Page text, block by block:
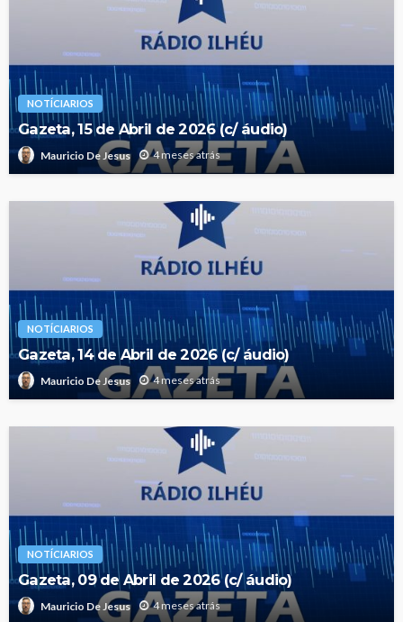
NOTÍCIARIOS
Gazeta, 15 de Abril de 2026 (c/ áudio)
Mauricio De Jesus 4 meses atrás
NOTÍCIARIOS
Gazeta, 14 de Abril de 2026 (c/ áudio)
Mauricio De Jesus 4 meses atrás
NOTÍCIARIOS
Gazeta, 09 de Abril de 2026 (c/ áudio)
Mauricio De Jesus 4 meses atrás